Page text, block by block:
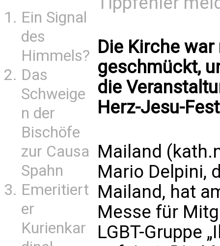
Ein Signal
des
Himmels?
Das
Schweige
n der
Bischöfe
zur Causa
Spahn
Emeritiert
er
Kurienkar
Die Kirche
geschmückt,
die
Herz-Jesu-
Mailand
Mario Delpini,
Mailand, hat
Messe für
LGBT-Gruppe